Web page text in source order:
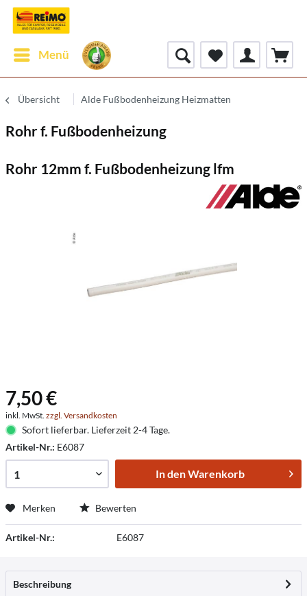
Menü
Übersicht Alde Fußbodenheizung Heizmatten
Rohr f. Fußbodenheizung
Rohr 12mm f. Fußbodenheizung lfm
7,50 €
inkl. MwSt. zzgl. Versandkosten
Sofort lieferbar. Lieferzeit 2-4 Tage.
Artikel-Nr.: E6087
In denWarenkorb
Merken Bewerten
Artikel-Nr.: E6087
Beschreibung